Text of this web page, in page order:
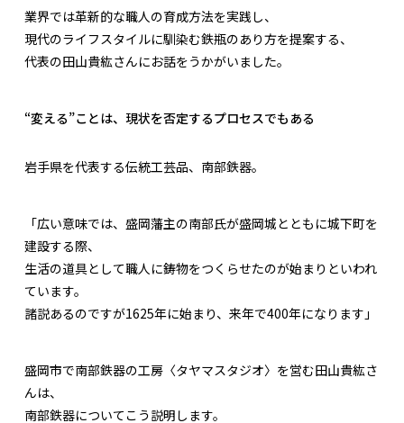
業界では革新的な職人の育成方法を実践し、
現代のライフスタイルに馴染む鉄瓶のあり方を提案する、
代表の田山貴紘さんにお話をうかがいました。
“変える”ことは、現状を否定するプロセスでもある
岩手県を代表する伝統工芸品、南部鉄器。
「広い意味では、盛岡藩主の南部氏が盛岡城とともに城下町を
建設する際、
生活の道具として職人に鋳物をつくらせたのが始まりといわれ
ています。
諸説あるのですが1625年に始まり、来年で400年になります」
盛岡市で南部鉄器の工房〈タヤマスタジオ〉を営む田山貴紘さ
んは、
南部鉄器についてこう説明します。